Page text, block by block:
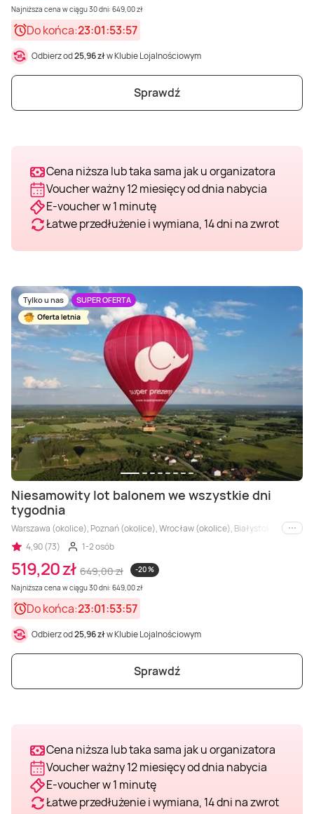
Weekend w SPA
Mazury
Masaż klasyczny
Masaż pleców
Masaż sportowy
Masaż Antycellulitowy
Masaż całego ciała
Masaż Karku
Masaż orientalny
Pojazdy specjalne
Jazda po torze
Jazda czołgiem
Fitness
Sporty zimowe
Wspinaczka
Kurs żeglarski
Kurs motorowodny
SUP
Najniższa cena w ciągu 30 dni: 649,00 zł
Do końca:23:01:53:56
Odbierz od25,96 złw Klubie Lojalnościowym
Sprawdź
Cena niższa lub taka sama jak u organizatora
Voucher ważny 12 miesięcy od dnia nabycia
E-voucher w 1 minutę
Łatwe przedłużenie i wymiana, 14 dni na zwrot
Tylko u nas SUPER OFERTA
Niesamowity lot balonem we wszystkie dni
tygodnia
Warszawa (okolice), Poznań (okolice), Wrocław (okolice), Białystok
i inne
4,90 (73)
1-2 osób
519,20 zł 649,00 zł
-20 %
Najniższa cena w ciągu 30 dni: 649,00 zł
Do końca:23:01:53:56
Odbierz od25,96 złw Klubie Lojalnościowym
Sprawdź
Cena niższa lub taka sama jak u organizatora
Voucher ważny 12 miesięcy od dnia nabycia
E-voucher w 1 minutę
Łatwe przedłużenie i wymiana, 14 dni na zwrot